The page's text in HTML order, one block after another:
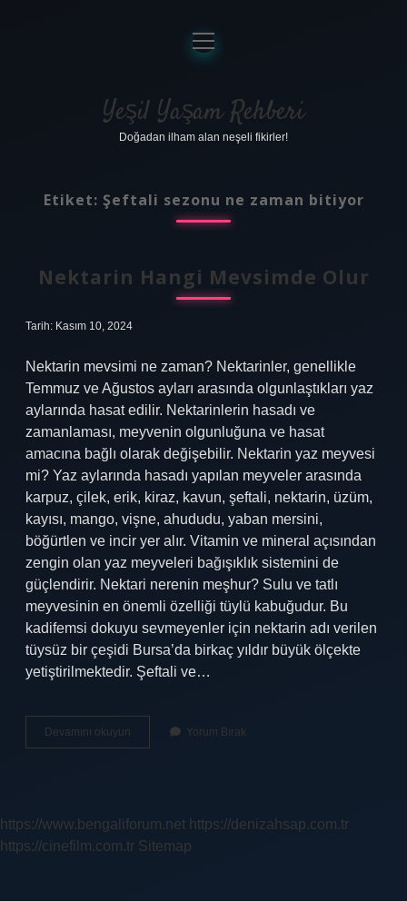
Anasayfa
Gizlilik Politikası
Yasal Uyarı
menüyü
aç
Yeşil Yaşam Rehberi
Doğadan ilham alan neşeli fikirler!
Etiket: Şeftali sezonu ne zaman bitiyor
Nektarin Hangi Mevsimde Olur
Tarih: Kasım 10, 2024
Nektarin mevsimi ne zaman? Nektarinler, genellikle
Temmuz ve Ağustos ayları arasında olgunlaştıkları yaz
aylarında hasat edilir. Nektarinlerin hasadı ve
zamanlaması, meyvenin olgunluğuna ve hasat
amacına bağlı olarak değişebilir. Nektarin yaz meyvesi
mi? Yaz aylarında hasadı yapılan meyveler arasında
karpuz, çilek, erik, kiraz, kavun, şeftali, nektarin, üzüm,
kayısı, mango, vişne, ahududu, yaban mersini,
böğürtlen ve incir yer alır. Vitamin ve mineral açısından
zengin olan yaz meyveleri bağışıklık sistemini de
güçlendirir. Nektari nerenin meşhur? Sulu ve tatlı
meyvesinin en önemli özelliği tüylü kabuğudur. Bu
kadifemsi dokuyu sevmeyenler için nektarin adı verilen
tüysüz bir çeşidi Bursa’da birkaç yıldır büyük ölçekte
yetiştirilmektedir. Şeftali ve…
Devamını okuyun Nektarin
Hangi
Yorum Bırak
https://www.bengaliforum.net https://denizahsap.com.tr
https://cinefilm.com.tr Sitemap